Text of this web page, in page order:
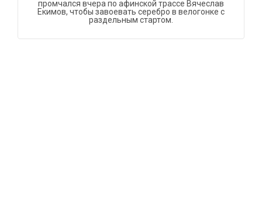
промчался вчера по афинской трассе Вячеслав
Екимов, чтобы завоевать серебро в велогонке с
раздельным стартом.